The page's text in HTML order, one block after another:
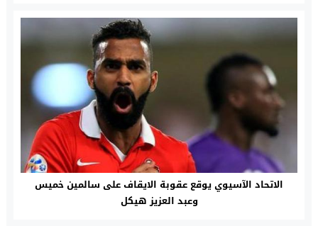
الاتحاد الآسيوي يوقع عقوبة الايقاف على سالمين خميس
وعبد العزيز هيكل